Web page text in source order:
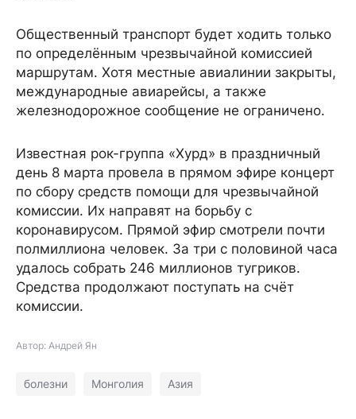
Общественный транспорт будет ходить только
по определённым чрезвычайной комиссией
маршрутам. Хотя местные авиалинии закрыты,
международные авиарейсы, а также
железнодорожное сообщение не ограничено.
Известная рок-группа «Хурд» в праздничный
день 8 марта провела в прямом эфире концерт
по сбору средств помощи для чрезвычайной
комиссии. Их направят на борьбу с
коронавирусом. Прямой эфир смотрели почти
полмиллиона человек. За три с половиной часа
удалось собрать 246 миллионов тугриков.
Средства продолжают поступать на счёт
комиссии.
Автор: Андрей Ян
болезни Монголия Азия